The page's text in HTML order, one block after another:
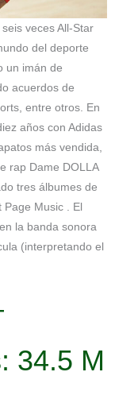
veces All-Star
del deporte
un imán de
acuerdos de
entre otros. En
años con Adidas
más vendida,
rap Dame DOLLA
tres álbumes de
Music . El
la banda sonora
(interpretando el
34.5 M